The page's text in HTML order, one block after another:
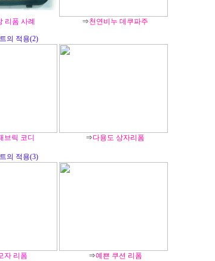
리폼 사례 ⇒천연비누 데쿠파주
의 적용(2)
브릭 코디 ⇒다용도 상자리폼
의 적용(3)
자 리폼 ⇒예쁜 쿠션 리폼